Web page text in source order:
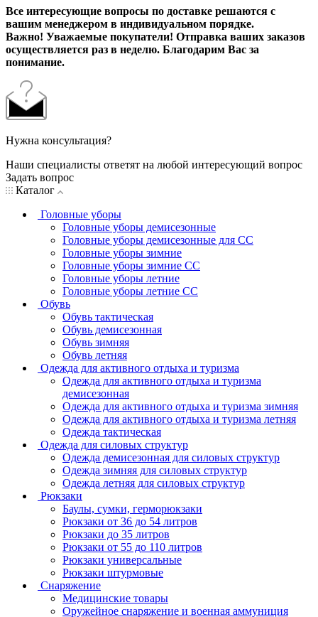
Все интересующие вопросы по доставке решаются с
вашим менеджером в индивидуальном порядке.
Важно! Уважаемые покупатели! Отправка ваших заказов
осуществляется раз в неделю. Благодарим Вас за
понимание.
Нужна консультация?
Наши специалисты ответят на любой интересующий вопрос
Задать вопрос
Каталог
Головные уборы
Головные уборы демисезонные
Головные уборы демисезонные для СС
Головные уборы зимние
Головные уборы зимние СС
Головные уборы летние
Головные уборы летние СС
Обувь
Обувь тактическая
Обувь демисезонная
Обувь зимняя
Обувь летняя
Одежда для активного отдыха и туризма
Одежда для активного отдыха и туризма
демисезонная
Одежда для активного отдыха и туризма зимняя
Одежда для активного отдыха и туризма летняя
Одежда тактическая
Одежда для силовых структур
Одежда демисезонная для силовых структур
Одежда зимняя для силовых структур
Одежда летняя для силовых структур
Рюкзаки
Баулы, сумки, герморюкзаки
Рюкзаки от 36 до 54 литров
Рюкзаки до 35 литров
Рюкзаки от 55 до 110 литров
Рюкзаки универсальные
Рюкзаки штурмовые
Снаряжение
Медицинские товары
Оружейное снаряжение и военная аммуниция